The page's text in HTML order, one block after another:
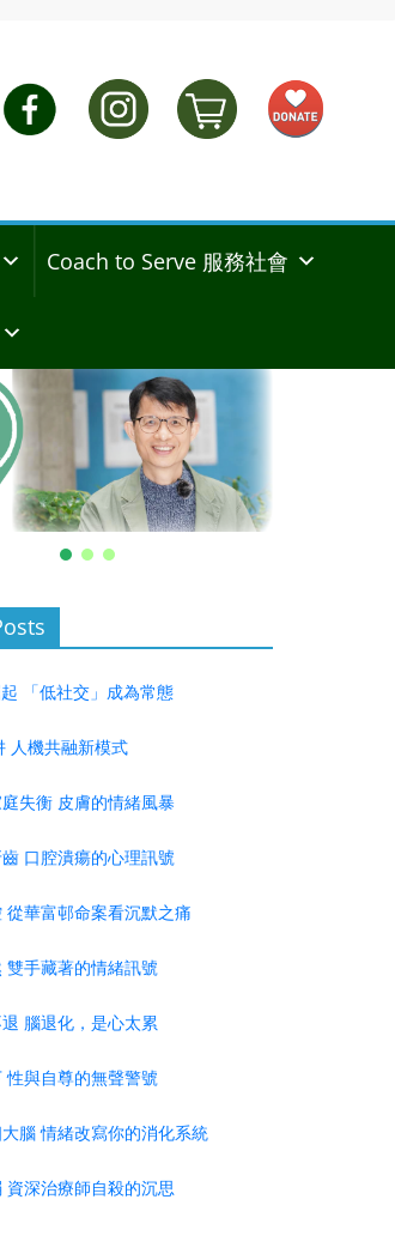
Coach to Serve 服務社會
「低社交」成為常態
人機共融新模式
失衡 皮膚的情緒風暴
當壓力侵蝕牙齒 口腔潰瘍的心理訊號
從華富邨命案看沉默之痛
雙手藏著的情緒訊號
心不老，腦不退 腦退化，是心太累
性與自尊的無聲警號
腦 情緒改寫你的消化系統
資深治療師自殺的沉思